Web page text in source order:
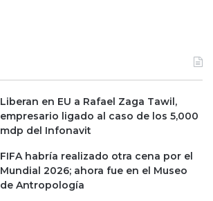
Liberan en EU a Rafael Zaga Tawil,
empresario ligado al caso de los 5,000
mdp del Infonavit
FIFA habría realizado otra cena por el
Mundial 2026; ahora fue en el Museo
de Antropología